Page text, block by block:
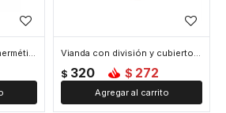
Vaso térmico con tapa hermética 450ml - Amarillo Vianda con división y cubiertos 17x15x8cm Hamburguesa - Amarillo
$ 320 $ 272